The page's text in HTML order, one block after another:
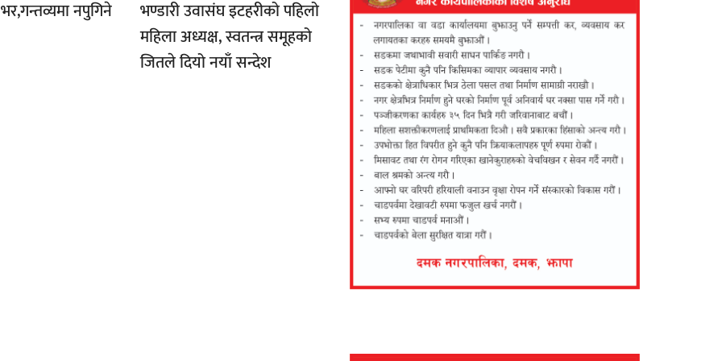
नपुगिने
भण्डारी उवासंघ इटहरीको पहिलो
महिला अध्यक्ष, स्वतन्त्र समूहको
जितले दियो नयाँ सन्देश